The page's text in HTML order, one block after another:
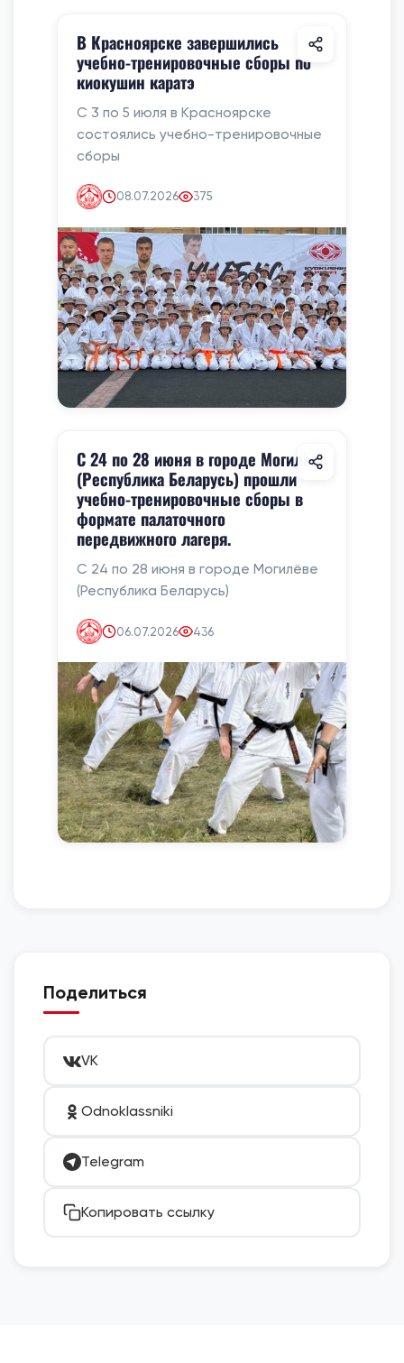
В Красноярске завершились
учебно-тренировочные сборы по
киокушин каратэ
С 3 по 5 июля в Красноярске
состоялись учебно-тренировочные
сборы
08.07.2026 375
С 24 по 28 июня в городе Могилёве
(Республика Беларусь) прошли
учебно-тренировочные сборы в
формате палаточного
передвижного лагеря.
С 24 по 28 июня в городе Могилёве
(Республика Беларусь)
06.07.2026 436
Поделиться
VK
Odnoklassniki
Telegram
Копировать ссылку